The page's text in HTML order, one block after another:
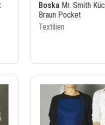
BoskaMr. Smith
Braun Pocket
Textilien